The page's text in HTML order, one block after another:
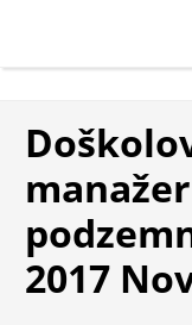
2017